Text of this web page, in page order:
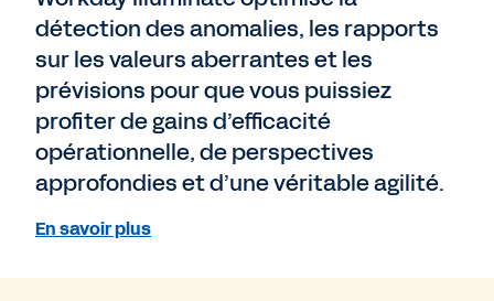
détection des anomalies, les rapports
sur les valeurs aberrantes et les
prévisions pour que vous puissiez
profiter de gains d’efficacité
opérationnelle, de perspectives
approfondies et d’une véritable agilité.
En savoir plus